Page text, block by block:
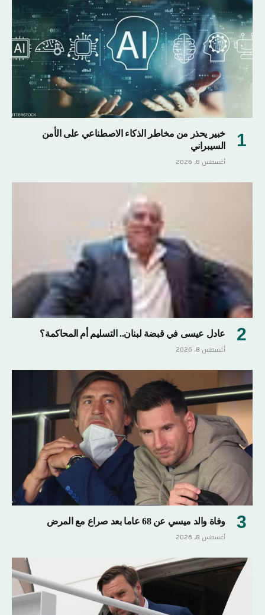
خبير يحذر من مخاطر الذكاء الاصطناعي على الأمن
السيبراني
أغسطس 8, 2026
عادل عيسى في قبضة لبنان.. التسليم أم المحاكمة؟
أغسطس 8, 2026
وفاة والد ميسي عن 68 عاما بعد صراع مع المرض
أغسطس 8, 2026